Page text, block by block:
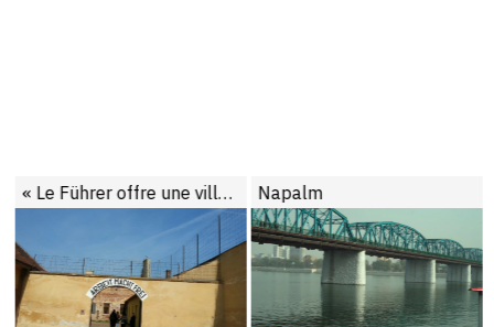
« Le Führer offre une ville aux Juifs » — à propos de Theresienstadt Napalm